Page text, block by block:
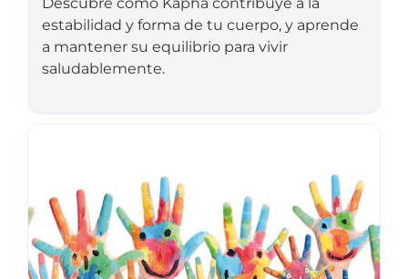
estabilidad y forma de tu cuerpo, y aprende
a mantener su equilibrio para vivir
saludablemente.